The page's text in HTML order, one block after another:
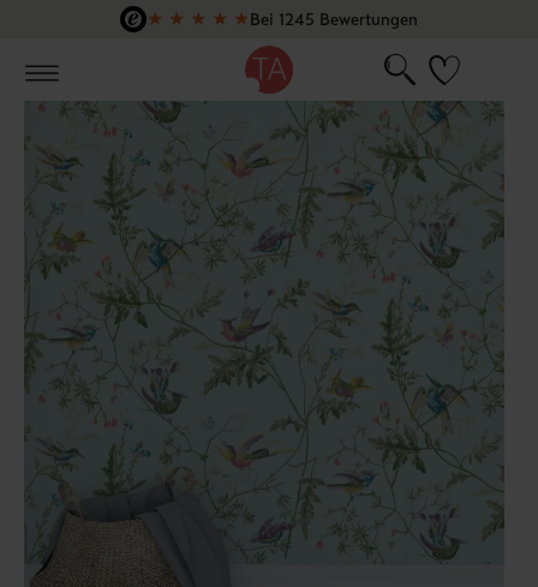
Zum Hauptinhalt springen
★ ★ ★ ★ ★Bei 1245 Bewertungen